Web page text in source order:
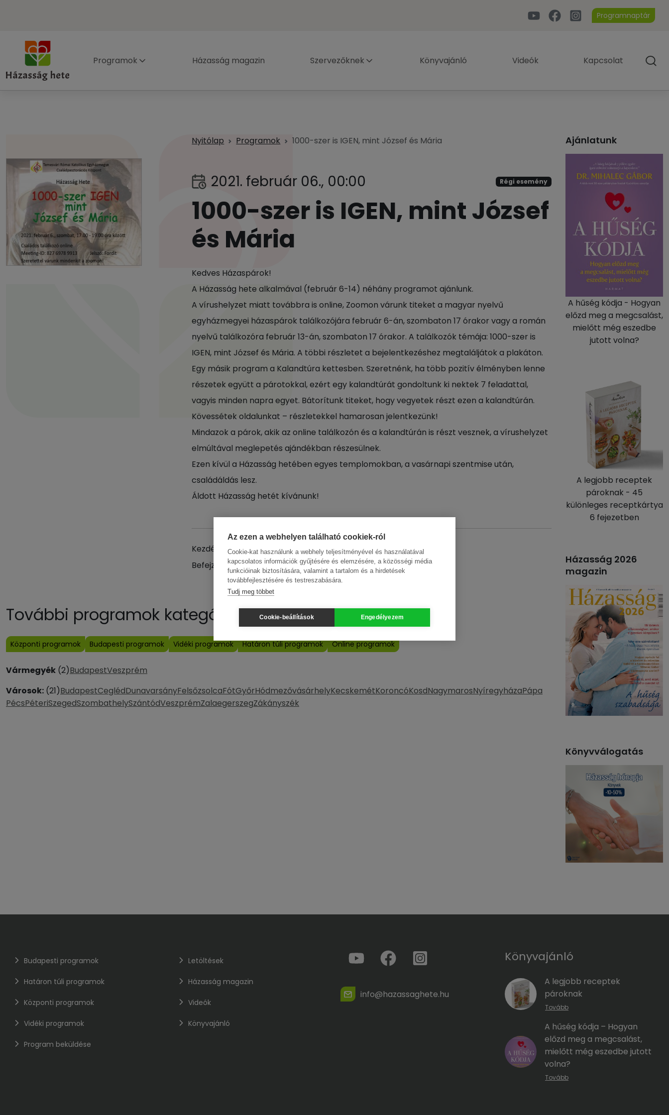
Programnaptár
Programok Házasság magazin Szervezőknek Könyvajánló Videók Kapcsolat
Nyitólap Programok 1000-szer is IGEN, mint József és Mária
2021. február 06., 00:00 Régi esemény
1000-szer is IGEN, mint József
és Mária
Kedves Házaspárok!
A Házasság hete alkalmával (február 6-14) néhány programot ajánlunk.
A vírushelyzet miatt továbbra is online, Zoomon várunk titeket a magyar nyelvű
egyházmegyei házaspárok találkozójára február 6-án, szombaton 17 órakor vagy a román
nyelvű találkozóra február 13-án, szombaton 17 órakor. A találkozók témája: 1000-szer is
IGEN, mint József és Mária. A többi részletet a bejelentkezéshez megtaláljátok a plakáton.
Egy másik program a Kalandtúra kettesben. Szeretnénk, ha több pozitív élményben lenne
részetek együtt a párotokkal, ezért egy kalandtúrát gondoltunk ki nektek 7 feladattal,
vagyis minden napra egyet. Bátorítunk titeket, hogy vegyetek részt ezen a kalandtúrán.
Kövessétek oldalunkat – részletekkel hamarosan jelentkezünk!
Mindazok a párok, akik az online találkozón és a kalandtúrán is részt vesznek, a vírushelyzet
elmúltával meglepetés ajándékban részesülnek.
Ezen kívül a Házasság hetében egyes templomokban, a vasárnapi szentmise után,
családáldás lesz.
Áldott Házasság hetét kívánunk!
Kezdés időpontja:
2021. február 06., 00:00
Befejzés időpontja:
2021. február 14., 00:00
További programok kategóriák szerint
Központi programok Budapesti programok Vidéki programok Határon túli programok Online programok
Vármegyék (2)BudapestVeszprém
Városok: (21)BudapestCeglédDunavarsányFelsőzsolcaFótGyőrHódmezővásárhelyKecskemétKoroncóKosdNagymarosNyíregyházaPápa
PécsPéteriSzegedSzombathelySzántódVeszprémZalaegerszegZákányszék
Ajánlatunk
A hűség kódja - Hogyan
előzd meg a megcsalást,
mielőtt még eszedbe
jutott volna?
A legjobb receptek
pároknak - 45
különleges receptkártya
6 fejezetben
Házasság 2026
magazin
Könyvválogatás
Budapesti programok
Határon túli programok
Központi programok
Vidéki programok
Program beküldése
Letöltések
Házasság magazin
Videók
Könyvajánló
info@hazassaghete.hu
Könyvajánló
A legjobb receptek
pároknak
Tovább
A hűség kódja – Hogyan
előzd meg a megcsalást,
mielőtt még eszedbe jutott
volna?
Tovább
Az ezen a webhelyen található cookiek-ról
Cookie-kat használunk a webhely teljesítményével és használatával
kapcsolatos információk gyűjtésére és elemzésére, a közösségi média
funkcióinak biztosítására, valamint a tartalom és a hirdetések
továbbfejlesztésére és testreszabására.
Tudj meg többet
Cookie-beállítások Engedélyezem